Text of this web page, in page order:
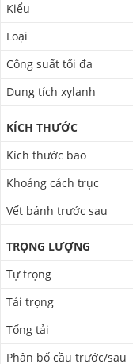
Kiểu
Loại
Công suất tối đa
Dung tích xylanh
KÍCH THƯỚC
Kích thước bao
Khoảng cách trục
Vết bánh trước sau
TRỌNG LƯỢNG
Tự trọng
Tải trọng
Tổng tải
Phân bố cầu trước/sau